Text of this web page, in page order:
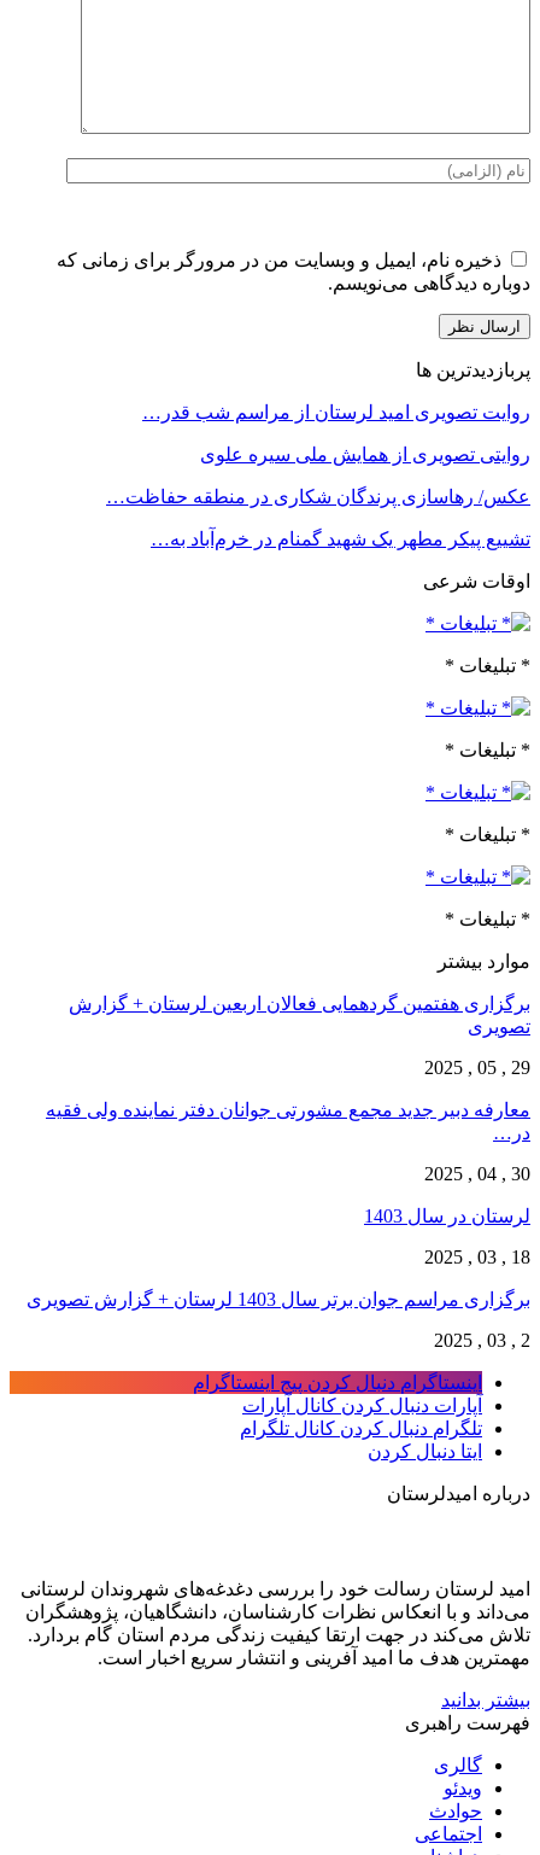
ذخیره نام، ایمیل و وبسایت من در مرورگر برای زمانی که
دوباره دیدگاهی می‌نویسم.
پربازدیدترین ها
روایت تصویری امید لرستان از مراسم شب قدر…
روایتی تصویری از همایش ملی سیره علوی
عکس/ رهاسازی پرندگان شکاری در منطقه حفاظت…
تشییع پیکر مطهر یک شهید گمنام در خرم‌آباد به…
اوقات شرعی
* تبلیغات *
* تبلیغات *
* تبلیغات *
* تبلیغات *
موارد بیشتر
برگزاری هفتمین گردهمایی فعالان اربعین لرستان + گزارش
تصویری
29 , 05 , 2025
معارفه دبیر جدید مجمع مشورتی جوانان دفتر نماینده ولی فقیه
در…
30 , 04 , 2025
لرستان در سال 1403
18 , 03 , 2025
برگزاری مراسم جوان برتر سال 1403 لرستان + گزارش تصویری
2 , 03 , 2025
اینستاگرام دنبال کردن پیج اینستاگرام
آپارات دنبال کردن کانال آپارات
تلگرام دنبال کردن کانال تلگرام
ایتا دنبال کردن
درباره امیدلرستان
امید لرستان رسالت خود را بررسی دغدغه‌های شهروندان لرستانی
می‌داند و با انعکاس نظرات کارشناسان، دانشگاهیان، پژوهشگران
تلاش می‌کند در جهت ارتقا کیفیت زندگی مردم استان گام بردارد.
مهمترین هدف ما امید آفرینی و انتشار سریع اخبار است.
بیشتر بدانید
فهرست راهبری
گالری
ویدئو
حوادث
اجتماعی